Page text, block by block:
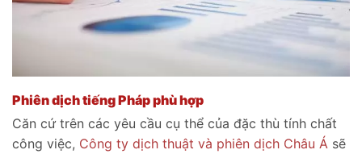
Phiên dịch tiếng Pháp phù hợp
Căn cứ trên các yêu cầu cụ thể của đặc thù tính chất
công việc, Công ty dịch thuật và phiên dịch Châu Á sẽ